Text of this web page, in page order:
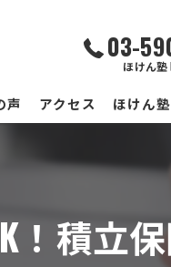
03-
ほけん塾
声 アクセス
ほけん塾 町屋駅前店
ほけん
！積立